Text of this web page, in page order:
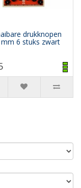
drukknopen
6 stuks zwart